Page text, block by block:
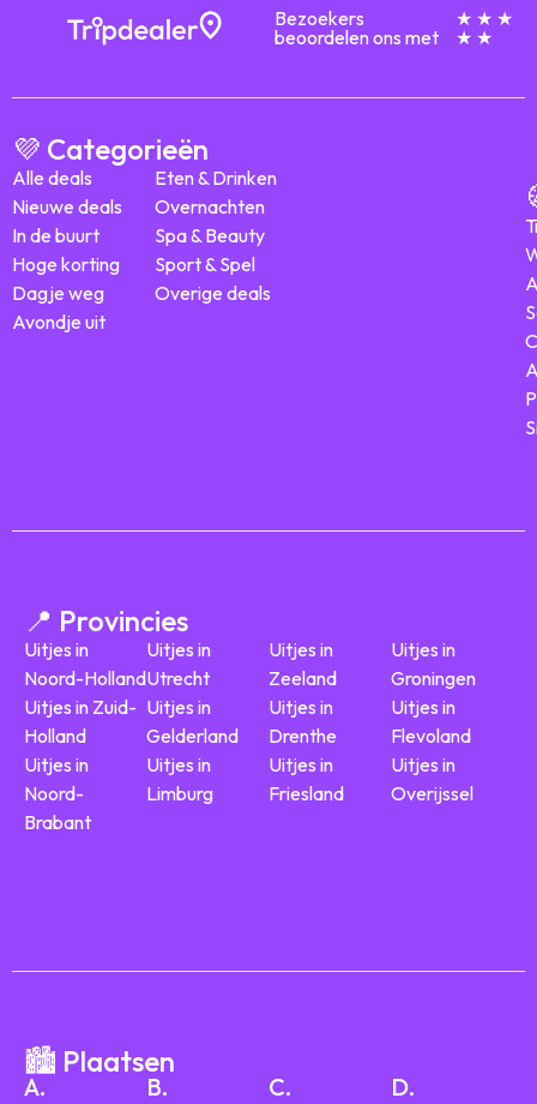
Bezoekers
beoordelen ons met
★ ★ ★
★ ★
💜 Categorieën
Alle deals
Nieuwe deals
In de buurt
Hoge korting
Dagje weg
Avondje uit
Eten & Drinken
Overnachten
Spa & Beauty
Sport & Spel
Overige deals
📍 Provincies
Uitjes in
Noord-Holland
Uitjes in Zuid-
Holland
Uitjes in
Noord-
Brabant
Uitjes in
Utrecht
Uitjes in
Gelderland
Uitjes in
Limburg
Uitjes in
Zeeland
Uitjes in
Drenthe
Uitjes in
Friesland
Uitjes in
Groningen
Uitjes in
Flevoland
Uitjes in
Overijssel
🏙️ Plaatsen
A. B. C. D.